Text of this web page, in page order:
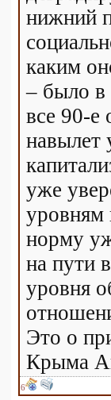
нижний
каким
– было в
все 90-е
навылет
уже
уровням
норму
на пути
уровня
Это о
Крыма
6